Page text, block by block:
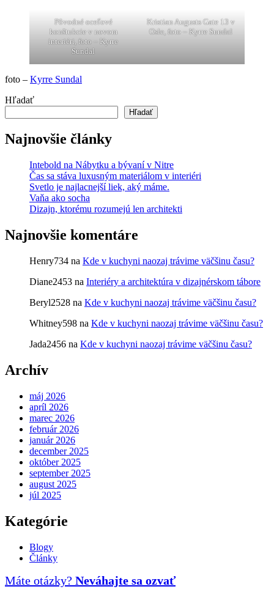
Pôvodné oceľové
konštukcie v novom
interiéri, foto – Kyrre
Sundal
Kristian Augusts Gate 13 v
Osle, foto – Kyrre Sundal
foto – Kyrre Sundal
Hľadať
Hľadať
Najnovšie články
Intebold na Nábytku a bývaní v Nitre
Čas sa stáva luxusným materiálom v interiéri
Svetlo je najlacnejší liek, aký máme.
Vaňa ako socha
Dizajn, ktorému rozumejú len architekti
Najnovšie komentáre
Henry734 na Kde v kuchyni naozaj trávime väčšinu času?
Diane2453 na Interiéry a architektúra v dizajnérskom tábore
Beryl2528 na Kde v kuchyni naozaj trávime väčšinu času?
Whitney598 na Kde v kuchyni naozaj trávime väčšinu času?
Jada2456 na Kde v kuchyni naozaj trávime väčšinu času?
Archív
máj 2026
apríl 2026
marec 2026
február 2026
január 2026
december 2025
október 2025
september 2025
august 2025
júl 2025
Kategórie
Blogy
Články
Máte otázky? Neváhajte sa ozvať